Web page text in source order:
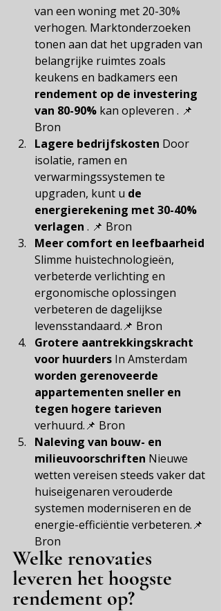
van een woning met 20-30%
verhogen. Marktonderzoeken
tonen aan dat het upgraden van
belangrijke ruimtes zoals
keukens en badkamers een
rendement op de investering
van 80-90% kan opleveren . 📌
Bron
Lagere bedrijfskosten Door
isolatie, ramen en
verwarmingssystemen te
upgraden, kunt u de
energierekening met 30-40%
verlagen . 📌 Bron
Meer comfort en leefbaarheid
Slimme huistechnologieën,
verbeterde verlichting en
ergonomische oplossingen
verbeteren de dagelijkse
levensstandaard.📌 Bron
Grotere aantrekkingskracht
voor huurders In Amsterdam
worden gerenoveerde
appartementen sneller en
tegen hogere tarieven
verhuurd.📌 Bron
Naleving van bouw- en
milieuvoorschriften Nieuwe
wetten vereisen steeds vaker dat
huiseigenaren verouderde
systemen moderniseren en de
energie-efficiëntie verbeteren.📌
Bron
Welke renovaties
leveren het hoogste
rendement op?